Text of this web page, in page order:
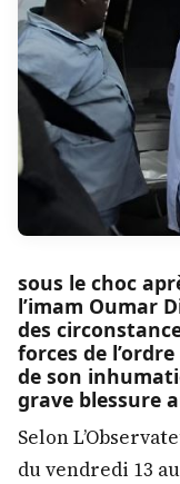
sous le choc
l’imam Oumar
des
forces de
de son
grave blessure
Selon
du vendredi 13